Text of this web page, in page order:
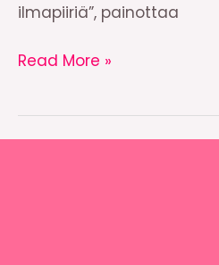
ilmapiiriä”, painottaa
Kannanotto:
opiskelijat
ja
Read More »